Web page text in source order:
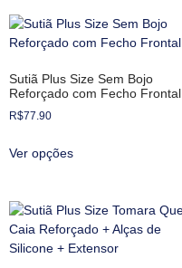
Sutiã Plus Size Sem Bojo
Reforçado com Fecho Frontal
R$77.90
Ver opções